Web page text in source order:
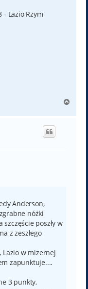
- Lazio Rzym
g
Anderson,
nóżki
szczęście poszły w
z zeszłego
Lazio w mizernej
zapunktuje....
3 punkty,